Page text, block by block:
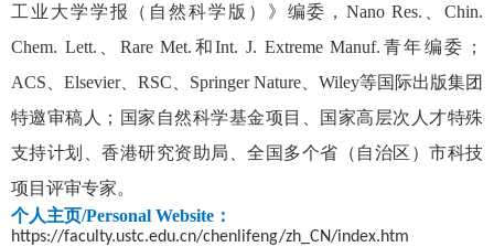
工业大学学报（自然科学版）》编委，Nano Res.、Chin.
Chem. Lett.、Rare Met.和Int. J. Extreme Manuf.青年编委；
ACS、Elsevier、RSC、Springer Nature、Wiley等国际出版集团
特邀审稿人；国家自然科学基金项目、国家高层次人才特殊
支持计划、香港研究资助局、全国多个省（自治区）市科技
项目评审专家。
个人主页/Personal Website ：
https://faculty.ustc.edu.cn/chenlifeng/zh_CN/index.htm